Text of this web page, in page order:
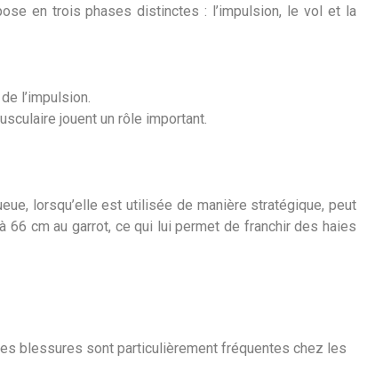
en trois phases distinctes : l’impulsion, le vol et la
l’impulsion.
jouent un rôle important.
lorsqu’elle est utilisée de manière stratégique, peut
66 cm au garrot, ce qui lui permet de franchir des haies
blessures sont particulièrement fréquentes chez les